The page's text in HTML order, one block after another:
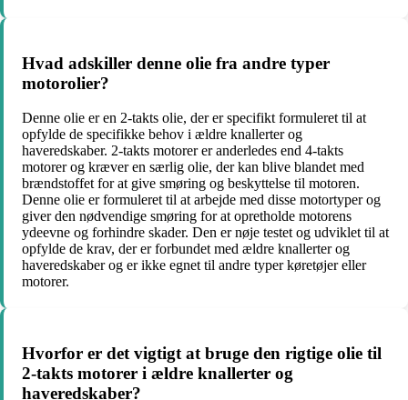
Hvad adskiller denne olie fra andre typer
motorolier?
Denne olie er en 2-takts olie, der er specifikt formuleret til at
opfylde de specifikke behov i ældre knallerter og
haveredskaber. 2-takts motorer er anderledes end 4-takts
motorer og kræver en særlig olie, der kan blive blandet med
brændstoffet for at give smøring og beskyttelse til motoren.
Denne olie er formuleret til at arbejde med disse motortyper og
giver den nødvendige smøring for at opretholde motorens
ydeevne og forhindre skader. Den er nøje testet og udviklet til at
opfylde de krav, der er forbundet med ældre knallerter og
haveredskaber og er ikke egnet til andre typer køretøjer eller
motorer.
Hvorfor er det vigtigt at bruge den rigtige olie til
2-takts motorer i ældre knallerter og
haveredskaber?